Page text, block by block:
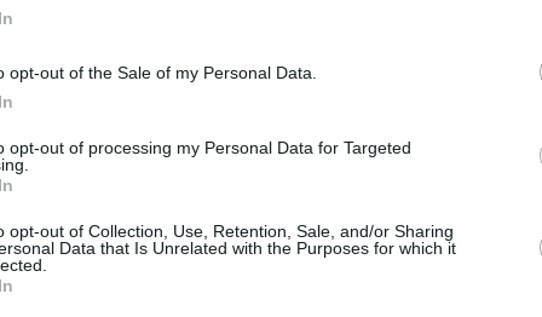
opt-out of the Sale of my Personal Data.
opt-out of processing my Personal Data for Targeted
opt-out of Collection, Use, Retention, Sale, and/or Sharing
Data that Is Unrelated with the Purposes for which it
wollen; sie stören sich sehr an der
ihrer idiotischen und gefährlichen Pläne.
die die Regierung so schnell wie
ungarischen Wähler hätten sich bei früheren
dies auch 2026 wieder tun.
Spiel, sagt eine